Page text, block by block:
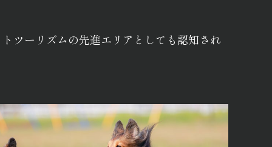
ツーリズムの先進エリアとしても認知され